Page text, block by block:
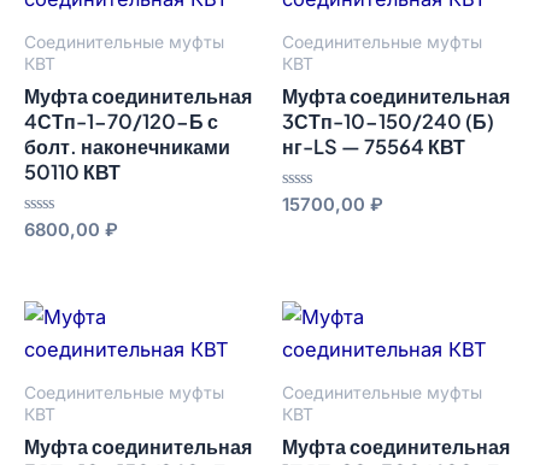
Соединительные муфты
КВТ
Муфта соединительная
4СТп-1-70/120-Б с
болт. наконечниками
50110 КВТ
Оценка
6800,00 ₽
Соединительные муфты
КВТ
Муфта соединительная
3СТп-10-150/240 (Б)
нг-LS — 75564 КВТ
Оценка
15700,00 ₽
Соединительные муфты
КВТ
Муфта соединительная
Соединительные муфты
КВТ
Муфта соединительная